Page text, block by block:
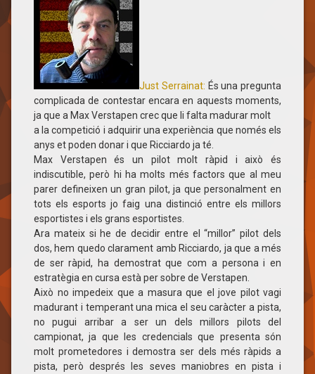
Just Serrainat: És una pregunta
complicada de contestar encara en aquests moments,
ja que a Max Verstapen crec que li falta madurar molt
a la competició i adquirir una experiència que només els
anys et poden donar i que Ricciardo ja té.
Max Verstapen és un pilot molt ràpid i això és
indiscutible, però hi ha molts més factors que al meu
parer defineixen un gran pilot, ja que personalment en
tots els esports jo faig una distinció entre els millors
esportistes i els grans esportistes.
Ara mateix si he de decidir entre el “millor” pilot dels
dos, hem quedo clarament amb Ricciardo, ja que a més
de ser ràpid, ha demostrat que com a persona i en
estratègia en cursa està per sobre de Verstapen.
Això no impedeix que a masura que el jove pilot vagi
madurant i temperant una mica el seu caràcter a pista,
no pugui arribar a ser un dels millors pilots del
campionat, ja que les credencials que presenta són
molt prometedores i demostra ser dels més ràpids a
pista, però després les seves maniobres en pista i